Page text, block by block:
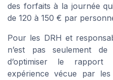
des forfaits à la journée
de 120 à 150 € par
Pour les DRH et
n’est pas seulement
d’optimiser le rapport
expérience vécue par